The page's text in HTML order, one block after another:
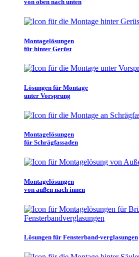
von oben nach unten
Montagelösungen
für hinter Gerüst
Lösungen für Montage
unter Vorsprung
Montagelösungen
für Schrägfassaden
Montagelösungen
von außen nach innen
Lösungen für Fensterband-verglasungen